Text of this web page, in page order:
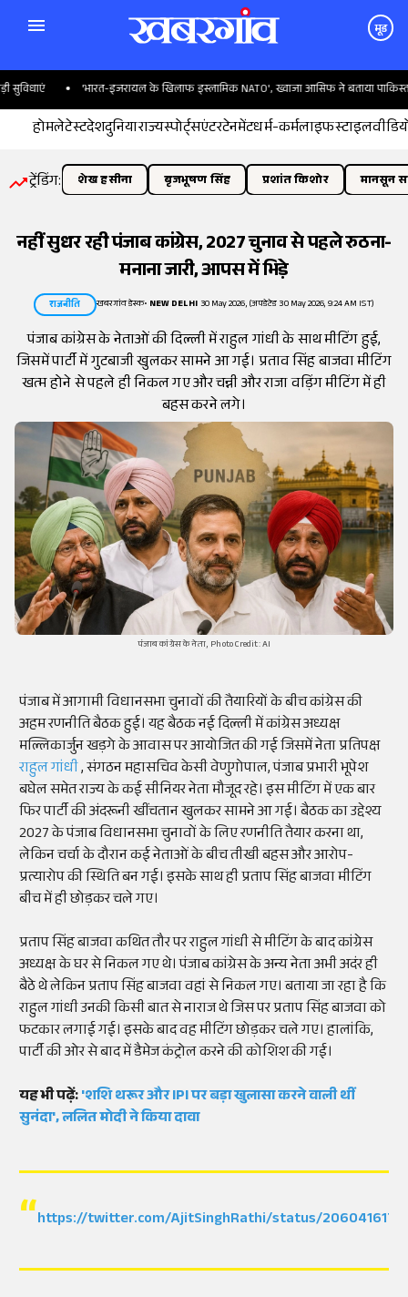
मूड
'भारत-इजरायल के खिलाफ इस्लामिक NATO', ख्वाजा आसिफ ने बताया पाकिस्तान
होमलेटेस्टदेशदुनियाराज्यस्पोर्ट्सएंटरटेनमेंटधर्म-कर्मलाइफस्टाइल
ट्रेंडिंग: शेख हसीना बृजभूषण सिंह प्रशांत किशोर मानसून
नहीं सुधर रही पंजाब कांग्रेस, 2027 चुनाव से पहले रुठना-
मनाना जारी, आपस में भिड़े
राजनीति खबरगांव डेस्क• NEW DELHI 30 May 2026, (अपडेटेड 30 May 2026, 9:24 AM IST)
पंजाब कांग्रेस के नेताओं की दिल्ली में राहुल गांधी के साथ मीटिंग हुई,
जिसमें पार्टी में गुटबाजी खुलकर सामने आ गई। प्रताव सिंह बाजवा मीटिंग
खत्म होने से पहले ही निकल गए और चन्नी और राजा वड़िंग मीटिंग में ही
बहस करने लगे।
पंजाब कांग्रेस के नेता, Photo Credit: AI
पंजाब में आगामी विधानसभा चुनावों की तैयारियों के बीच कांग्रेस की
अहम रणनीति बैठक हुई। यह बैठक नई दिल्ली में कांग्रेस अध्यक्ष
मल्लिकार्जुन खड़गे के आवास पर आयोजित की गई जिसमें नेता प्रतिपक्ष
राहुल गांधी, संगठन महासचिव केसी वेणुगोपाल, पंजाब प्रभारी भूपेश
बघेल समेत राज्य के कई सीनियर नेता मौजूद रहे। इस मीटिंग में एक बार
फिर पार्टी की अंदरूनी खींचतान खुलकर सामने आ गई। बैठक का उद्देश्य
2027 के पंजाब विधानसभा चुनावों के लिए रणनीति तैयार करना था,
लेकिन चर्चा के दौरान कई नेताओं के बीच तीखी बहस और आरोप-
प्रत्यारोप की स्थिति बन गई। इसके साथ ही प्रताप सिंह बाजवा मीटिंग
बीच में ही छोड़कर चले गए।
प्रताप सिंह बाजवा कथित तौर पर राहुल गांधी से मीटिंग के बाद कांग्रेस
अध्यक्ष के घर से निकल गए थे। पंजाब कांग्रेस के अन्य नेता अभी अदंर ही
बैठे थे लेकिन प्रताप सिंह बाजवा वहां से निकल गए। बताया जा रहा है कि
राहुल गांधी उनकी किसी बात से नाराज थे जिस पर प्रताप सिंह बाजवा को
फटकार लगाई गई। इसके बाद वह मीटिंग छोड़कर चले गए। हालांकि,
पार्टी की ओर से बाद में डैमेज कंट्रोल करने की कोशिश की गई।
यह भी पढ़ें:'शशि थरूर और IPl पर बड़ा खुलासा करने वाली थीं
सुनंदा', ललित मोदी ने किया दावा
https://twitter.com/AjitSinghRathi/status/